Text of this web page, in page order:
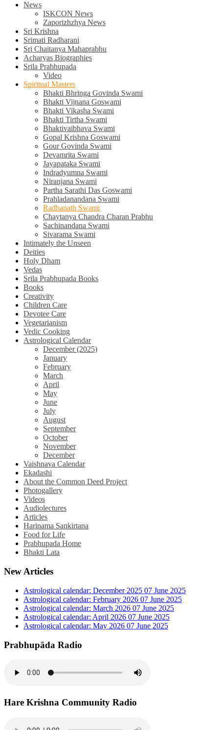
News
ISKCON News
Zaporizhzhya News
Sri Krishna
Srimati Radharani
Sri Chaitanya Mahaprabhu
Acharyas Biographies
Srila Prabhupada
Video
Spiritual Masters
Bhakti Bhringa Govinda Swami
Bhakti Vijnana Goswami
Bhakti Vikasha Swami
Bhakti Tirtha Swami
Bhaktivaibhava Swami
Gopal Krishna Goswami
Gour Govinda Swami
Devamrita Swami
Jayapataka Swami
Indradyumna Swami
Niranjana Swami
Partha Sarathi Das Goswami
Prahladanandana Swami
Radhanath Swami
Chaytanya Chandra Charan Prabhu
Sachinandana Swami
Sivarama Swami
Intimately the Unseen
Deities
Holy Dham
Vedas
Srila Prabhupada Books
Books
Creativity
Children Care
Devotee Care
Vegetarianism
Vedic Cooking
Astrological Calendar
December (2025)
January
February
March
April
May
June
July
August
September
October
November
December
Vaishnava Calendar
Ekadashi
About the Common Deed Project
Photogallery
Videos
Audiolectures
Articles
Harinama Sankirtana
Food for Life
Prabhupada Home
Bhakti Lata
New Articles
Astrological calendar: December 2025 07 June 2025
Astrological calendar: February 2026 07 June 2025
Astrological calendar: March 2026 07 June 2025
Astrological calendar: April 2026 07 June 2025
Astrological calendar: May 2026 07 June 2025
Prabhupāda Radio
Hare Krishna Community Radio